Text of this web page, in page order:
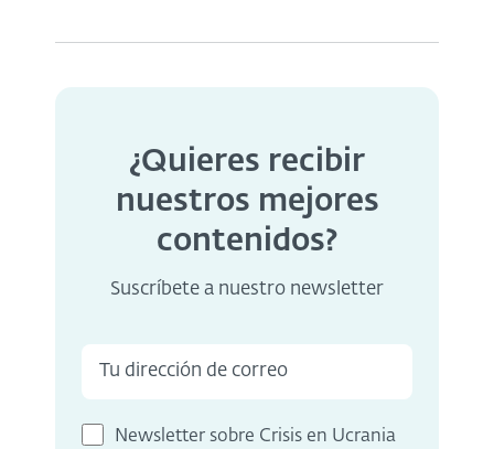
¿Quieres recibir
nuestros mejores
contenidos?
Suscríbete a nuestro newsletter
Newsletter sobre Crisis en Ucrania